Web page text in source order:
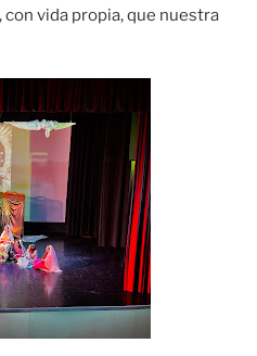
vida propia, que nuestra